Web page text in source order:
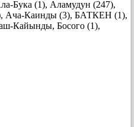
Бука (1), Аламудун (247),
, Ача-Каинды (3), БАТКЕН (1),
Кайынды, Босого (1),